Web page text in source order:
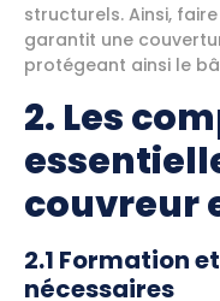
structurels. Ainsi,
garantit une
protégeant ainsi le
2. Les
couvreur
2.1 Formation
nécessaires